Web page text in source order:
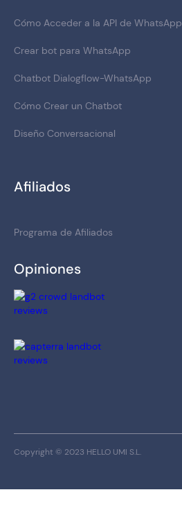
Cómo Acceder a la API de WhatsApp
Crear bot para WhatsApp
Chatbot Dialogflow-WhatsApp
Cómo Crear un Chatbot
Diseño Conversacional
Afiliados
Programa de Afiliados
Opiniones
Copyright © 2023 HELLO UMI S.L.